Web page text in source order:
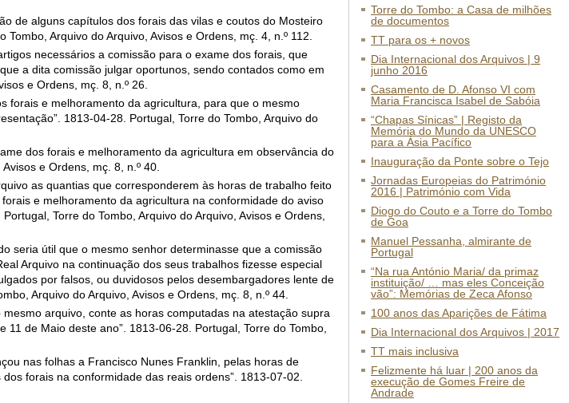
de alguns capítulos dos forais das vilas e coutos do Mosteiro
Arquivo do Arquivo, Avisos e Ordens, mç. 4, n.º 112.
necessários a comissão para o exame dos forais, que
a dita comissão julgar oportunos, sendo contados como em
e Ordens, mç. 8, n.º 26.
forais e melhoramento da agricultura, para que o mesmo
1813-04-28. Portugal, Torre do Tombo, Arquivo do
dos forais e melhoramento da agricultura em observância do
e Ordens, mç. 8, n.º 40.
as quantias que corresponderem às horas de trabalho feito
e melhoramento da agricultura na conformidade do aviso
Torre do Tombo, Arquivo do Arquivo, Avisos e Ordens,
seria útil que o mesmo senhor determinasse que a comissão
Arquivo na continuação dos seus trabalhos fizesse especial
por falsos, ou duvidosos pelos desembargadores lente de
Arquivo do Arquivo, Avisos e Ordens, mç. 8, n.º 44.
arquivo, conte as horas computadas na atestação supra
de Maio deste ano”. 1813-06-28. Portugal, Torre do Tombo,
nas folhas a Francisco Nunes Franklin, pelas horas de
forais na conformidade das reais ordens”. 1813-07-02.
Torre do Tombo: a Casa de milhões
de documentos
TT para os + novos
Dia Internacional dos Arquivos | 9
junho 2016
Casamento de D. Afonso VI com
Maria Francisca Isabel de Sabóia
“Chapas Sínicas” | Registo da
Memória do Mundo da UNESCO
para a Ásia Pacífico
Inauguração da Ponte sobre o Tejo
Jornadas Europeias do Património
2016 | Património com Vida
Diogo do Couto e a Torre do Tombo
de Goa
Manuel Pessanha, almirante de
Portugal
“Na rua António Maria/ da primaz
instituição/ … mas eles Conceição
vão”: Memórias de Zeca Afonso
100 anos das Aparições de Fátima
Dia Internacional dos Arquivos | 2017
TT mais inclusiva
Felizmente há luar | 200 anos da
execução de Gomes Freire de
Andrade